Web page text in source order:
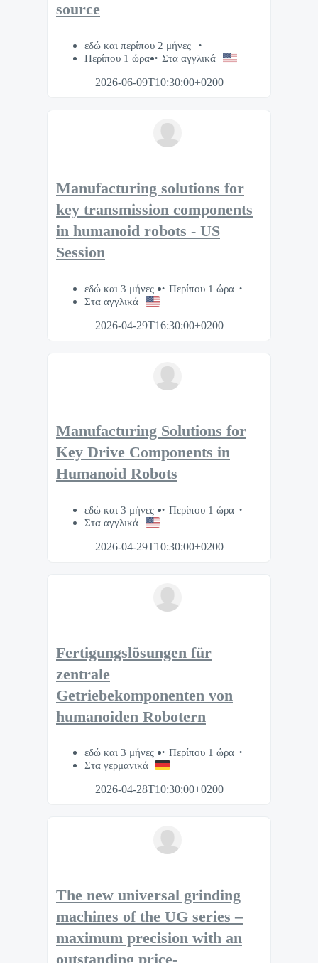
source
εδώ και περίπου 2 μήνες
Περίπου 1 ώρα
Στα αγγλικά
2026-06-09T10:30:00+0200
Manufacturing solutions for
key transmission components
in humanoid robots - US
Session
εδώ και 3 μήνες
Περίπου 1 ώρα
Στα αγγλικά
2026-04-29T16:30:00+0200
Manufacturing Solutions for
Key Drive Components in
Humanoid Robots
εδώ και 3 μήνες
Περίπου 1 ώρα
Στα αγγλικά
2026-04-29T10:30:00+0200
Fertigungslösungen für
zentrale
Getriebekomponenten von
humanoiden Robotern
εδώ και 3 μήνες
Περίπου 1 ώρα
Στα γερμανικά
2026-04-28T10:30:00+0200
The new universal grinding
machines of the UG series –
maximum precision with an
outstanding price-